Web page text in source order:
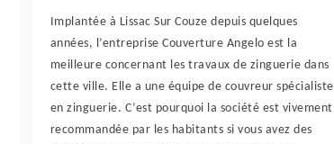
Implantée à Lissac Sur Couze depuis quelques
années, l’entreprise Couverture Angelo est la
meilleure concernant les travaux de zinguerie dans
cette ville. Elle a une équipe de couvreur spécialiste
en zinguerie. C’est pourquoi la société est vivement
recommandée par les habitants si vous avez des